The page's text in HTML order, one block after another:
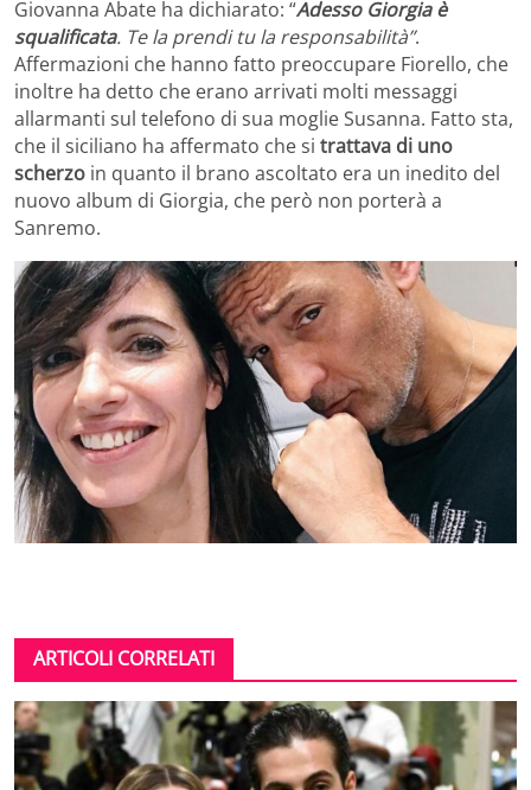
Giovanna Abate ha dichiarato: “Adesso Giorgia è
squalificata. Te la prendi tu la responsabilità”.
Affermazioni che hanno fatto preoccupare Fiorello, che
inoltre ha detto che erano arrivati molti messaggi
allarmanti sul telefono di sua moglie Susanna. Fatto sta,
che il siciliano ha affermato che si trattava di uno
scherzo in quanto il brano ascoltato era un inedito del
nuovo album di Giorgia, che però non porterà a
Sanremo.
ARTICOLI CORRELATI